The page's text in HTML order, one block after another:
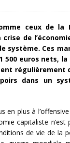
ceux de la
de
système. Ces
500 euros nets,
régulièrement
dans un
en plus à
capitaliste
de vie de la